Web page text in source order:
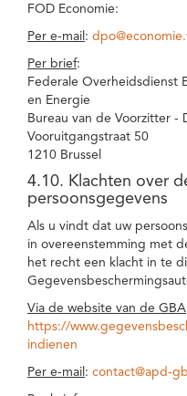
FOD Economie:
Per e-mail :
Per brief:
Federale Overheidsdienst
en Energie
Bureau van de Voorzitter -
Vooruitgangstraat 50
1210 Brussel
4.10. Klachten over
persoonsgegevens
Als u vindt dat uw
in overeenstemming met
het recht een klacht in te
Via de website van de GBA
https://
indienen
Per e-mail : contact@apd-